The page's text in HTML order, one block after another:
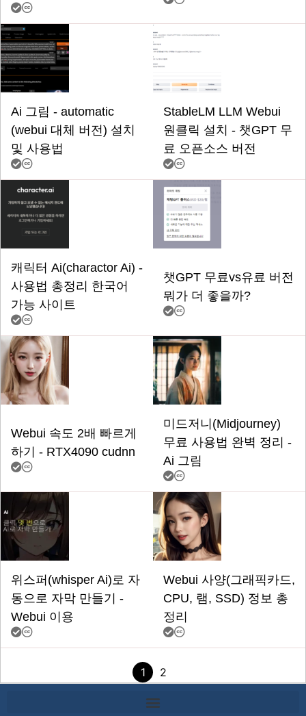
Ai 그림 - automatic
(webui 대체 버전) 설치
및 사용법
StableLM LLM Webui
원클릭 설치 - 챗GPT 무
료 오픈소스 버전
캐릭터 Ai(charactor Ai) -
사용법 총정리 한국어
가능 사이트
챗GPT 무료vs유료 버전
뭐가 더 좋을까?
Webui 속도 2배 빠르게
하기 - RTX4090 cudnn
미드저니(Midjourney)
무료 사용법 완벽 정리 -
Ai 그림
위스퍼(whisper Ai)로 자
동으로 자막 만들기 -
Webui 이용
Webui 사양(그래픽카드,
CPU, 램, SSD) 정보 총
정리
1 2